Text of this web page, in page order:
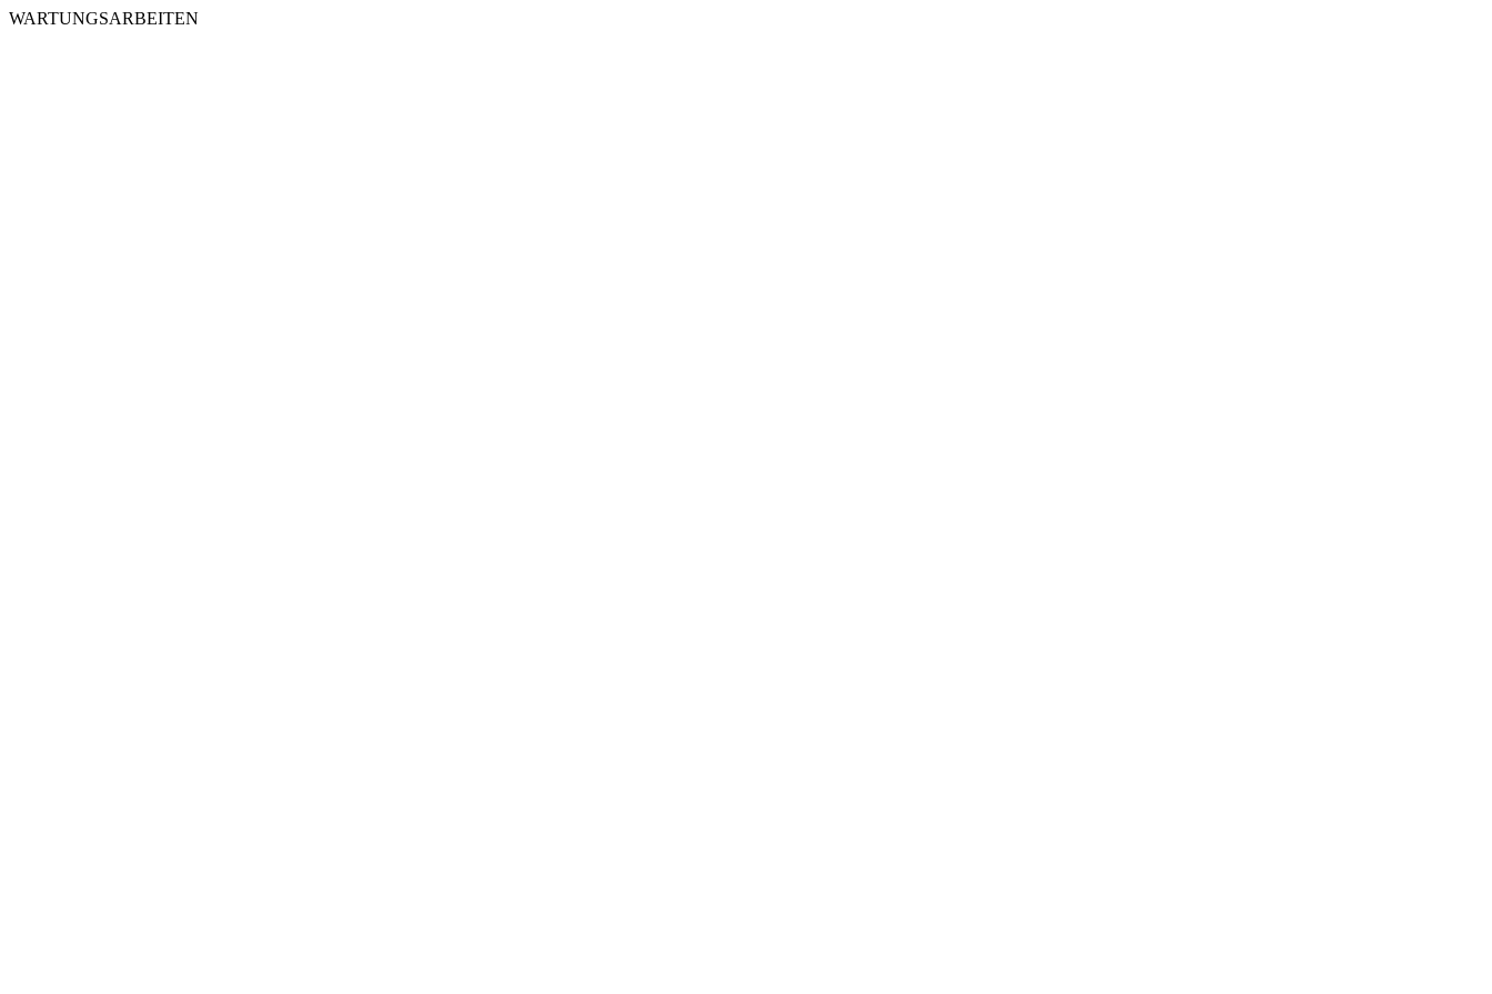
WARTUNGSARBEITEN